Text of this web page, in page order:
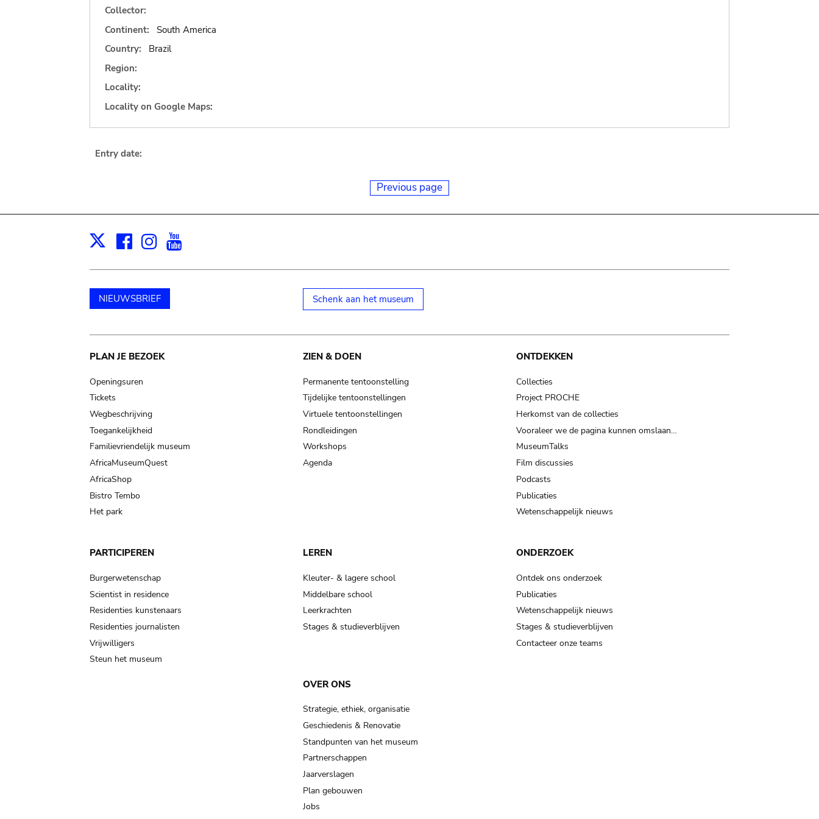
Collector:
Continent:
South America
Country:
Brazil
Region:
Locality:
Locality on Google Maps:
Entry date:
Previous page
X Facebook
Instagram
NIEUWSBRIEF Schenk aan het museum
Main
navigation
PLAN JE BEZOEK
Openingsuren
Tickets
Wegbeschrijving
Toegankelijkheid
Familievriendelijk museum
AfricaMuseumQuest
AfricaShop
Bistro Tembo
Het park
ZIEN & DOEN
Permanente tentoonstelling
Tijdelijke tentoonstellingen
Virtuele tentoonstellingen
Rondleidingen
Workshops
Agenda
ONTDEKKEN
Collecties
Project PROCHE
Herkomst van de collecties
Vooraleer we de pagina kunnen omslaan…
MuseumTalks
Film discussies
Podcasts
Publicaties
Wetenschappelijk nieuws
PARTICIPEREN
Burgerwetenschap
Scientist in residence
Residenties kunstenaars
Residenties journalisten
Vrijwilligers
Steun het museum
LEREN
Kleuter- & lagere school
Middelbare school
Leerkrachten
Stages & studieverblijven
ONDERZOEK
Ontdek ons onderzoek
Publicaties
Wetenschappelijk nieuws
Stages & studieverblijven
Contacteer onze teams
OVER ONS
Strategie, ethiek, organisatie
Geschiedenis & Renovatie
Standpunten van het museum
Partnerschappen
Jaarverslagen
Plan gebouwen
Jobs